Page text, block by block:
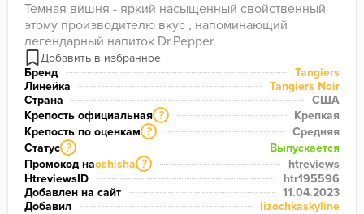
Темная вишня - яркий насыщенный свойственный
этому производителю вкус , напоминающий
легендарный напиток Dr.Pepper.
Бренд
Tangiers
Линейка
Tangiers Noir
Страна
США
Крепость официальная ?
Крепкая
Крепость по оценкам ?
Средняя
Статус ?
Выпускается
Промокод наoshisha ?
htreviews
HtreviewsID
htr195596
Добавлен на сайт
11.04.2023
Добавил
lizochkaskyline